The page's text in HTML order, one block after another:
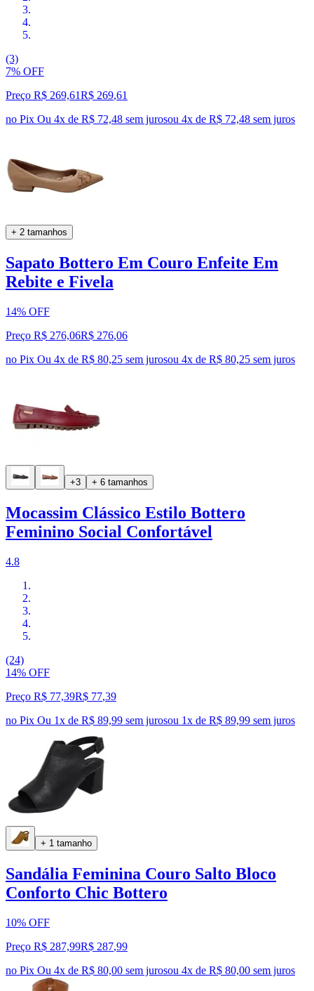
(3)
7% OFF
Preço R$ 269,61R$ 269,61
no Pix Ou 4x de R$ 72,48 sem jurosou 4x de R$ 72,48 sem juros
+ 2 tamanhos
Sapato Bottero Em Couro Enfeite Em
Rebite e Fivela
14% OFF
Preço R$ 276,06R$ 276,06
no Pix Ou 4x de R$ 80,25 sem jurosou 4x de R$ 80,25 sem juros
+3 + 6 tamanhos
Mocassim Clássico Estilo Bottero
Feminino Social Confortável
4.8
(24)
14% OFF
Preço R$ 77,39R$ 77,39
no Pix Ou 1x de R$ 89,99 sem jurosou 1x de R$ 89,99 sem juros
+ 1 tamanho
Sandália Feminina Couro Salto Bloco
Conforto Chic Bottero
10% OFF
Preço R$ 287,99R$ 287,99
no Pix Ou 4x de R$ 80,00 sem jurosou 4x de R$ 80,00 sem juros